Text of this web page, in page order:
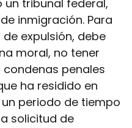
un tribunal federal,
inmigración. Para
expulsión, debe
moral, no tener
penales
ha residido en
periodo de tiempo
solicitud de